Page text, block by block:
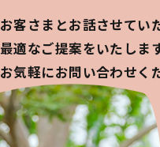
お客さまとお話させてい
最適なご提案をいたしま
お気軽にお問い合わせく